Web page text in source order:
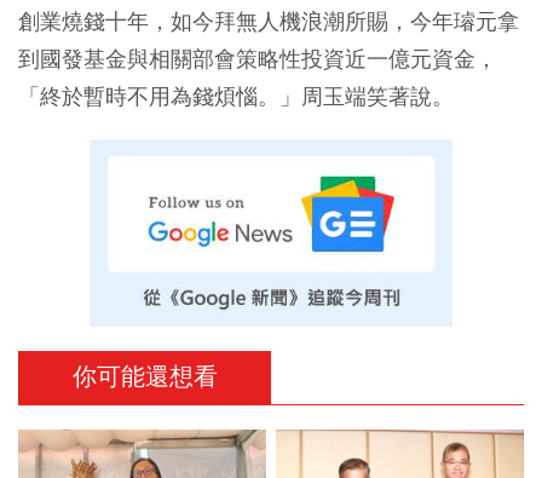
創業燒錢十年，如今拜無人機浪潮所賜，今年璿元拿
到國發基金與相關部會策略性投資近一億元資金，
「終於暫時不用為錢煩惱。」周玉端笑著說。
你可能還想看